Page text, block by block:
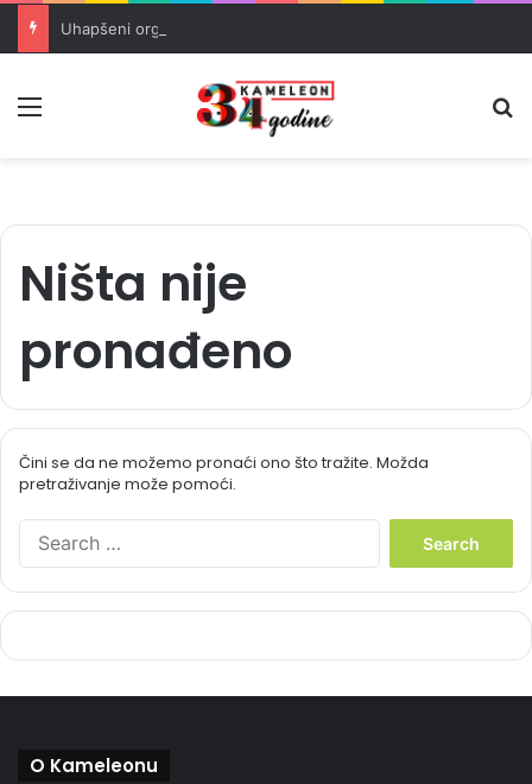
Ništa nije
pronađeno
Čini se da ne možemo pronaći ono što tražite. Možda
pretraživanje može pomoći.
h
O Kameleonu